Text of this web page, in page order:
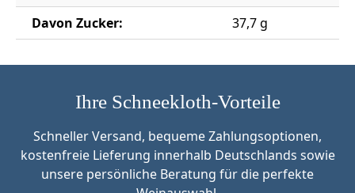
Davon Zucker:
37,7 g
Ihre Schneekloth-Vorteile
Schneller Versand, bequeme Zahlungsoptionen,
kostenfreie Lieferung innerhalb Deutschlands sowie
unsere persönliche Beratung für die perfekte